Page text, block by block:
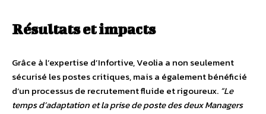
Résultats et impacts
Grâce à l’expertise d’Infortive, Veolia a non seulement
sécurisé les postes critiques, mais a également bénéficié
d’un processus de recrutement fluide et rigoureux. “Le
temps d’adaptation et la prise de poste des deux Managers